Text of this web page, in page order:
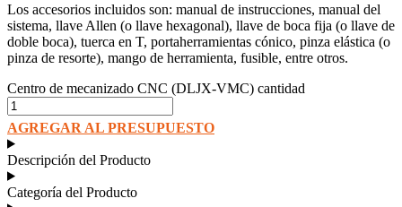
Los accesorios incluidos son: manual de instrucciones, manual del
sistema, llave Allen (o llave hexagonal), llave de boca fija (o llave de
doble boca), tuerca en T, portaherramientas cónico, pinza elástica (o
pinza de resorte), mango de herramienta, fusible, entre otros.
Centro de mecanizado CNC (DLJX-VMC) cantidad
AGREGAR AL PRESUPUESTO
Descripción del Producto
Categoría del Producto